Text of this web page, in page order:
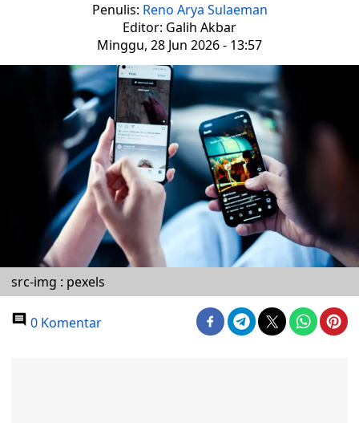
Penulis: Reno Arya Sulaeman
Editor: Galih Akbar
Minggu, 28 Jun 2026 - 13:57
src-img : pexels
0 Komentar